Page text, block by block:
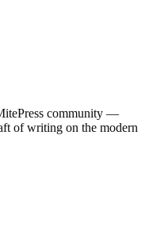
community —
of writing on the modern